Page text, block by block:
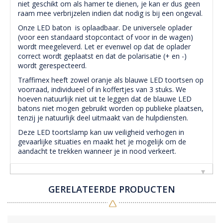
niet geschikt om als hamer te dienen, je kan er dus geen
raam mee verbrijzelen indien dat nodig is bij een ongeval.
Onze LED baton is oplaadbaar. De universele oplader
(voor een standaard stopcontact of voor in de wagen)
wordt meegeleverd. Let er evenwel op dat de oplader
correct wordt geplaatst en dat de polarisatie (+ en -)
wordt gerespecteerd.
Traffimex heeft zowel oranje als blauwe LED toortsen op
voorraad, individueel of in koffertjes van 3 stuks. We
hoeven natuurlijk niet uit te leggen dat de blauwe LED
batons niet mogen gebruikt worden op publieke plaatsen,
tenzij je natuurlijk deel uitmaakt van de hulpdiensten.
Deze LED toortslamp kan uw veiligheid verhogen in
gevaarlijke situaties en maakt het je mogelijk om de
aandacht te trekken wanneer je in nood verkeert.
GERELATEERDE PRODUCTEN